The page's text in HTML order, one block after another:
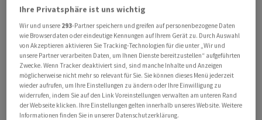
Je weiter sich China von den "Normen und Regeln" der
regelbasierten internationalen Ordnung entferne,
desto mehr könnten sich kritische Abhängigkeiten auch
einzelner Branchen oder Unternehmen vom
chinesischen Markt als Problem erweisen, heisst es. Für
Firmen sei es im volkswirtschaftlichen wie auch im
unternehmerischen Interesse, übergrosse Risiken zu
vermeiden und Anreize für ihren raschen Abbau zu
Ihre Privatsphäre ist uns wichtig
Wir und unsere 293-Partner speichern und greifen auf personenbezogene Daten
wie Browserdaten oder eindeutige Kennungen auf Ihrem Gerät zu. Durch Auswahl
von Akzeptieren aktivieren Sie Tracking-Technologien für die unter „Wir und
unsere Partner verarbeiten Daten, um Ihnen Dienste bereitzustellen“ aufgeführten
Zwecke. Wenn Tracker deaktiviert sind, sind manche Inhalte und Anzeigen
möglicherweise nicht mehr so relevant für Sie. Sie können dieses Menü jederzeit
wieder aufrufen, um Ihre Einstellungen zu ändern oder Ihre Einwilligung zu
widerrufen, indem Sie auf den Link Voreinstellungen verwalten am unteren Rand
der Webseite klicken. Ihre Einstellungen gelten innerhalb unseres Website. Weitere
Informationen finden Sie in unserer Datenschutzerklärung.